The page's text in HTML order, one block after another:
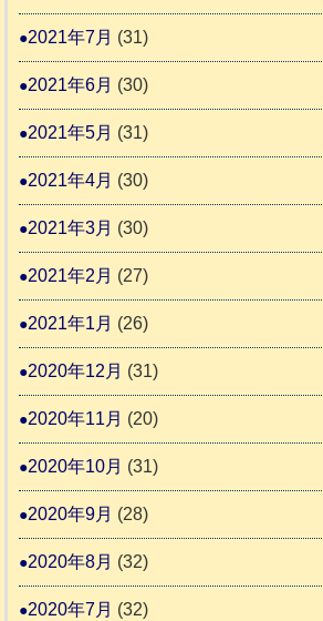
2021年7月 (31)
2021年6月 (30)
2021年5月 (31)
2021年4月 (30)
2021年3月 (30)
2021年2月 (27)
2021年1月 (26)
2020年12月 (31)
2020年11月 (20)
2020年10月 (31)
2020年9月 (28)
2020年8月 (32)
2020年7月 (32)